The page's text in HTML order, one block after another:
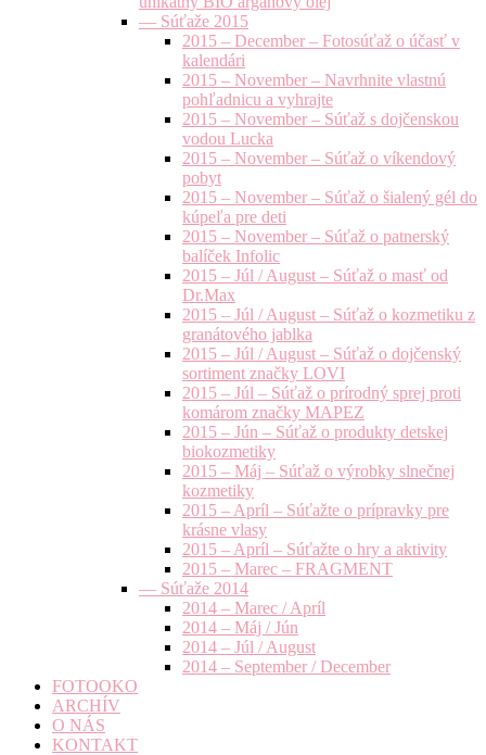
— Súťaže 2015
2015 – December – Fotosúťaž o účasť v
kalendári
2015 – November – Navrhnite vlastnú
pohľadnicu a vyhrajte
2015 – November – Súťaž s dojčenskou
vodou Lucka
2015 – November – Súťaž o víkendový
pobyt
2015 – November – Súťaž o šialený gél do
kúpeľa pre deti
2015 – November – Súťaž o patnerský
balíček Infolic
2015 – Júl / August – Súťaž o masť od
Dr.Max
2015 – Júl / August – Súťaž o kozmetiku z
granátového jablka
2015 – Júl / August – Súťaž o dojčenský
sortiment značky LOVI
2015 – Júl – Súťaž o prírodný sprej proti
komárom značky MAPEZ
2015 – Jún – Súťaž o produkty detskej
biokozmetiky
2015 – Máj – Súťaž o výrobky slnečnej
kozmetiky
2015 – Apríl – Súťažte o prípravky pre
krásne vlasy
2015 – Apríl – Súťažte o hry a aktivity
2015 – Marec – FRAGMENT
— Súťaže 2014
2014 – Marec / Apríl
2014 – Máj / Jún
2014 – Júl / August
2014 – September / December
FOTOOKO
ARCHÍV
O NÁS
KONTAKT